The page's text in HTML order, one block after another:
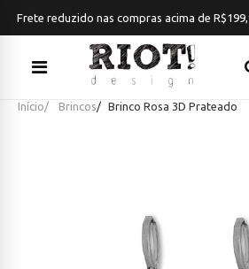
Frete reduzido nas compras acima de
Início Brincos Brinco Rosa 3D Prateado